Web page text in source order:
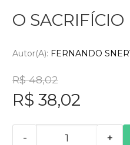
O
Autor(a): FERNANDO
R$ 48,02
R$ 38,02
- +